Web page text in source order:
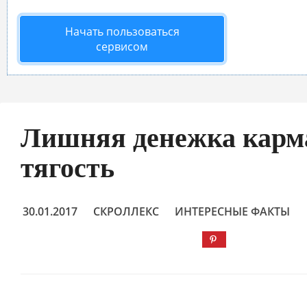
Начать пользоваться
сервисом
Лишняя денежка
тягость
30.01.2017 СКРОЛЛЕКС ИНТЕРЕСНЫЕ ФАКТЫ